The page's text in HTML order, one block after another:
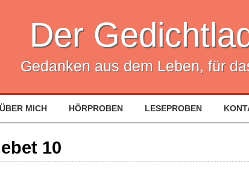
Der
Gedanken aus dem Leben, für
ÜBER MICH HÖRPROBEN LESEPROBEN
10